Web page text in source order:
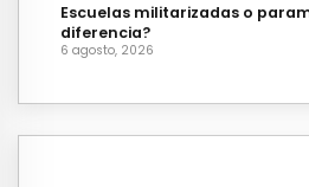
Escuelas militarizadas o
diferencia?
6 agosto, 2026